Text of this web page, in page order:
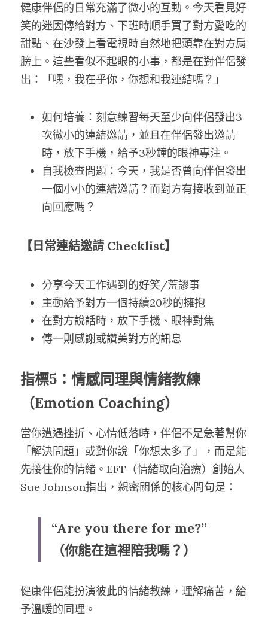
健康伴侶的日常充滿了微小的互動。今天看見好
笑的迷因傳給對方、下班時順手買了對方愛吃的
甜點、在沙發上看電視時自然地把頭靠在對方肩
膀上。這些看似不起眼的小事，都是在對伴侶發
出：「嘿，我在乎你，你想和我連結嗎？」
如何培養：刻意練習每天至少向伴侶發出3
次微小的連結邀請，並且在伴侶發出邀請
時，放下手機，給予3秒鐘的眼神專注。
自我檢查問題：今天，我是否曾向伴侶發出
一個小小的連結邀請？而對方有接收到並正
向回應嗎？
【日常連結邀請 Checklist】
分享今天工作遇到的好笑/荒謬事
主動給予對方一個持續20秒的擁抱
在對方說話時，放下手機、眼神對焦
傳一則感謝或讚美對方的訊息
指標5：情感同理與情緒教練
（Emotion Coaching）
當你遭遇挫折、心情低落時，伴侶不是急著幫你
「解決問題」或對你說「你想太多了」，而是能
先接住你的情緒。EFT（情緒取向治療）創始人
Sue Johnson指出，親密關係的核心問句是：
“Are you there for me?”
（你能在這裡陪我嗎？）
健康伴侶能扮演彼此的情緒教練，理解痛苦，給
予溫暖的同理。